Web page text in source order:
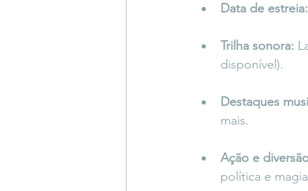
Data de estreia:
Trilha sonora:
disponível).
Destaques
mais.
Ação e
política e